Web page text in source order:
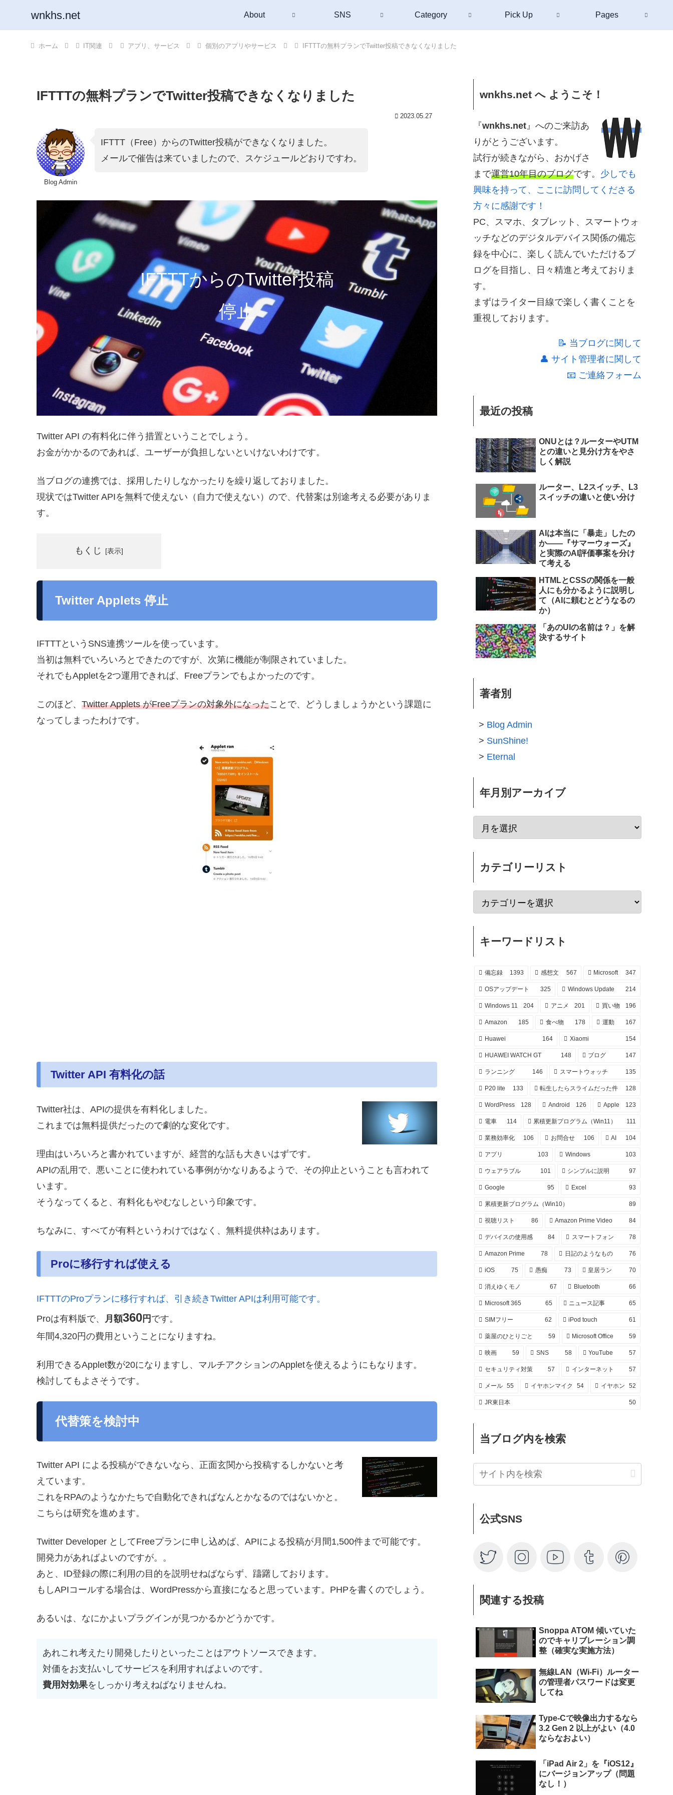
wnkhs.net About SNS Category Pick Up Pages
ホーム IT関連 アプリ、サービス 個別のアプリやサービス IFTTTの無料プランでTwitter投稿できなくなりました
IFTTTの無料プランでTwitter投稿できなくなりました
2023.05.27
Blog Admin
IFTTT（Free）からのTwitter投稿ができなくなりました。
メールで催告は来ていましたので、スケジュールどおりですわ。
IFTTTからのTwitter投稿
停止
Twitter API の有料化に伴う措置ということでしょう。
お金がかかるのであれば、ユーザーが負担しないといけないわけです。
当ブログの連携では、採用したりしなかったりを繰り返しておりました。
現状ではTwitter APIを無料で使えない（自力で使えない）ので、代替案は別途考える必要がありま
す。
もくじ
Twitter Applets 停止
IFTTTというSNS連携ツールを使っています。
当初は無料でいろいろとできたのですが、次第に機能が制限されていました。
それでもAppletを2つ運用できれば、Freeプランでもよかったのです。
このほど、 Twitter Applets がFreeプランの対象外になったことで、どうしましょうかという課題に
なってしまったわけです。
Twitter API 有料化の話
Twitter社は、APIの提供を有料化しました。
これまでは無料提供だったので劇的な変化です。
理由はいろいろと書かれていますが、経営的な話も大きいはずです。
APIの乱用で、悪いことに使われている事例がかなりあるようで、その抑止ということも言われて
います。
そうなってくると、有料化もやむなしという印象です。
ちなみに、すべてが有料というわけではなく、無料提供枠はあります。
Proに移行すれば使える
IFTTTのProプランに移行すれば、引き続きTwitter APIは利用可能です。
Proは有料版で、 月額360 円 です。
年間4,320円の費用ということになりますね。
利用できるApplet数が20になりますし、マルチアクションのAppletを使えるようにもなります。
検討してもよさそうです。
代替策を検討中
Twitter API による投稿ができないなら、正面玄関から投稿するしかないと考
えています。
これをRPAのようなかたちで自動化できればなんとかなるのではないかと。
こちらは研究を進めます。
Twitter Developer としてFreeプランに申し込めば、APIによる投稿が月間1,500件まで可能です。
開発力があればよいのですが。。
あと、ID登録の際に利用の目的を説明せねばならず、躊躇しております。
もしAPIコールする場合は、WordPressから直接になると思っています。PHPを書くのでしょう。
あるいは、なにかよいプラグインが見つかるかどうかです。
あれこれ考えたり開発したりといったことはアウトソースできます。
対価をお支払いしてサービスを利用すればよいのです。
費用対効果をしっかり考えねばなりませんね。
wnkhs.net へ ようこそ！
『wnkhs.net 』へのご来訪あ
りがとうございます。
試行が続きながら、おかげさ
まで運営10年目のブログです。 少しでも
興味を持って、ここに訪問してくださる
方々に感謝です！
PC、スマホ、タブレット、スマートウォ
ッチなどのデジタルデバイス関係の備忘
録を中心に、楽しく読んでいただけるブ
ログを目指し、日々精進と考えておりま
す。
まずはライター目線で楽しく書くことを
重視しております。
📝 当ブログに関して
👤 サイト管理者に関して
📧 ご連絡フォーム
最近の投稿
ONUとは？ルーターやUTM
との違いと見分け方をやさ
しく解説
ルーター、L2スイッチ、L3
スイッチの違いと使い分け
AIは本当に「暴走」したの
か――『サマーウォーズ』
と実際のAI評価事案を分け
て考える
HTMLとCSSの関係を一般
人にも分かるように説明し
て（AIに頼むとどうなるの
か）
「あのUIの名前は？」を解
決するサイト
著者別
Blog Admin
SunShine!
Eternal
年月別アーカイブ
カテゴリーリスト
キーワードリスト
備忘録 1393 感想文 567 Microsoft 347
OSアップデート 325 Windows Update 214
Windows 11 204 アニメ 201 買い物 196
Amazon 185 食べ物 178 運動 167
Huawei 164 Xiaomi 154
HUAWEI WATCH GT 148 ブログ 147
ランニング 146 スマートウォッチ 135
P20 lite 133 転生したらスライムだった件 128
WordPress 128 Android 126 Apple 123
電車 114 累積更新プログラム（Win11） 111
業務効率化 106 お問合せ 106 AI 104
アプリ 103 Windows 103
ウェアラブル 101 シンプルに説明 97
Google 95 Excel 93
累積更新プログラム（Win10） 89
視聴リスト 86 Amazon Prime Video 84
デバイスの使用感 84 スマートフォン 78
Amazon Prime 78 日記のようなもの 76
iOS 75 愚痴 73 皇居ラン 70
消えゆくモノ 67 Bluetooth 66
Microsoft 365 65 ニュース記事 65
SIMフリー 62 iPod touch 61
薬屋のひとりごと 59 Microsoft Office 59
映画 59 SNS 58 YouTube 57
セキュリティ対策 57 インターネット 57
メール 55 イヤホンマイク 54 イヤホン 52
JR東日本 50
当ブログ内を検索
公式SNS
関連する投稿
Snoppa ATOM 傾いていた
のでキャリブレーション調
整（確実な実施方法）
無線LAN（Wi-Fi）ルーター
の管理者パスワードは変更
してね
Type-Cで映像出力するなら
3.2 Gen 2 以上がよい（4.0
ならなおよい）
「iPad Air 2」を『iOS12』
にバージョンアップ（問題
なし！）